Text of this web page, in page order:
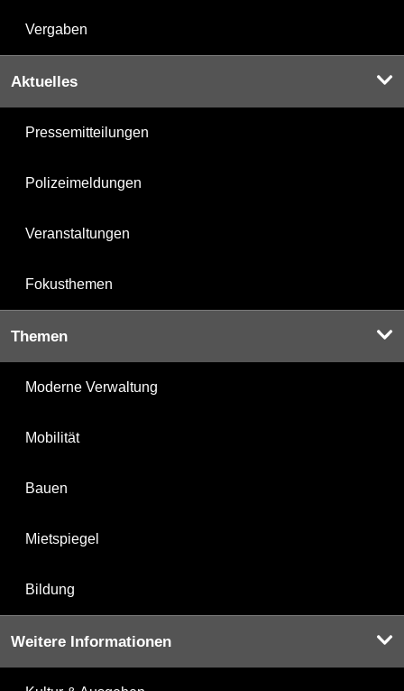
Vergaben
Aktuelles
Pressemitteilungen
Polizeimeldungen
Veranstaltungen
Fokusthemen
Themen
Moderne Verwaltung
Mobilität
Bauen
Mietspiegel
Bildung
Weitere Informationen